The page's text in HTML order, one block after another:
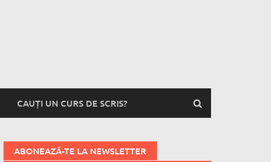
CAUȚI UN CURS DE SCRIS?
ABONEAZĂ-TE LA NEWSLETTER